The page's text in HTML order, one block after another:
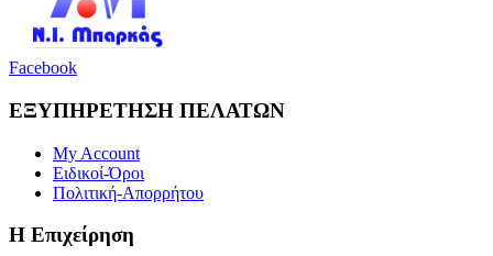
Facebook
ΕΞΥΠΗΡΕΤΗΣΗ ΠΕΛΑΤΩΝ
My Account
Ειδικοί-Όροι
Πολιτική-Απορρήτου
Η Επιχείρηση